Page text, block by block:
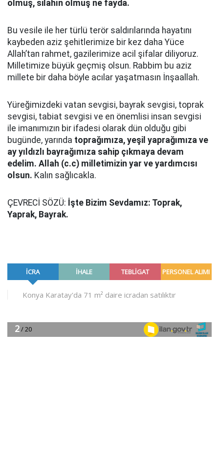
olmuş, silahın olmuş ne fayda.
Bu vesile ile her türlü terör saldırılarında hayatını
kaybeden aziz şehitlerimize bir kez daha Yüce
Allah’tan rahmet, gazilerimize acil şifalar diliyoruz.
Milletimize büyük geçmiş olsun. Rabbim bu aziz
millete bir daha böyle acılar yaşatmasın İnşaallah.
Yüreğimizdeki vatan sevgisi, bayrak sevgisi, toprak
sevgisi, tabiat sevgisi ve en önemlisi insan sevgisi
ile imanımızın bir ifadesi olarak dün olduğu gibi
bugünde, yarında toprağımıza, yeşil yaprağımıza ve
ay yıldızlı bayrağımıza sahip çıkmaya devam
edelim. Allah (c.c) milletimizin yar ve yardımcısı
olsun. Kalın sağlıcakla.
ÇEVRECİ SÖZÜ: İşte Bizim Sevdamız: Toprak,
Yaprak, Bayrak.